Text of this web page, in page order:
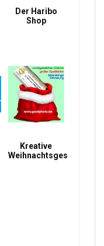
Der Haribo
Shop
Kreative
Weihnachtsgeschenke